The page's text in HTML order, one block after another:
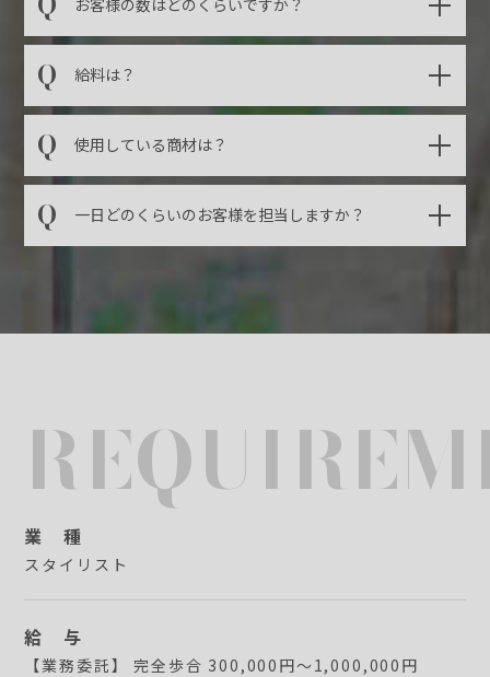
お客様の数はどのくらいですか？
Q 給料は？
Q 使用している商材は？
Q 一日どのくらいのお客様を担当しますか？
業 種
スタイリスト
給 与
【業務委託】 完全歩合 300,000円〜1,000,000円